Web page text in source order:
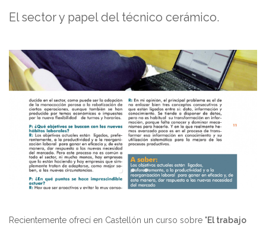
El sector y papel del técnico cerámico.
Recientemente ofrecí en Castellón un curso sobre "El trabajo